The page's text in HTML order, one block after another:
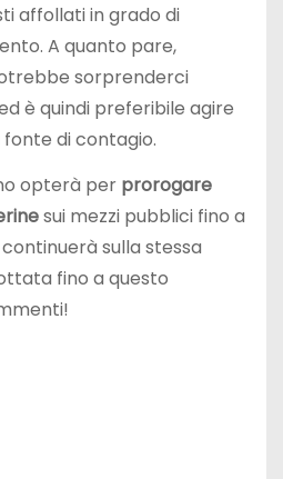
affollati in grado di
A quanto pare,
sorprenderci
è quindi preferibile agire
di contagio.
opterà per prorogare
sui mezzi pubblici fino a
sulla stessa
fino a questo